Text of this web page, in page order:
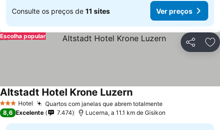
Consulte os preços de 11 sites Ver preços
Partilhar
Escolha popular
3 EstrelasHotel Quartos com janelas que abrem totalmenteVer preços
Altstadt Hotel Krone LuzernVer preços
8,6 Excelente 7.474 Lucerna, a 11.1 km de Gisikon